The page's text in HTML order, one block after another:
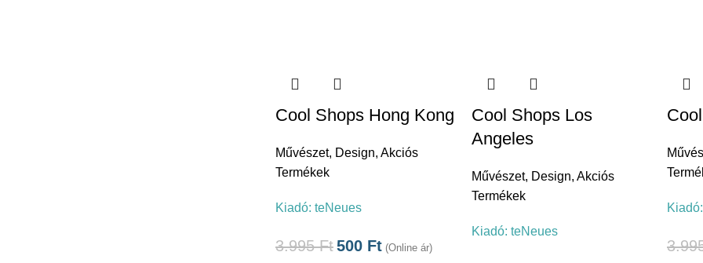
Cool Shops Hong Kong
Művészet, Design, Akciós
Termékek
Kiadó: teNeues
3.995Ft500 Ft (Online ár)
Cool Shops Los
Angeles
Művészet, Design, Akciós
Termékek
Kiadó: teNeues
Kiadó: